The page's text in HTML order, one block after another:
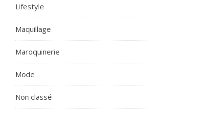
Lifestyle
Maquillage
Maroquinerie
Mode
Non classé